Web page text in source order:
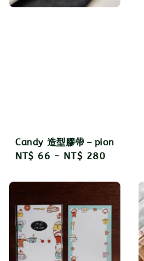
Candy 造型膠帶－pion
Regular
NT$ 66 - NT$ 280